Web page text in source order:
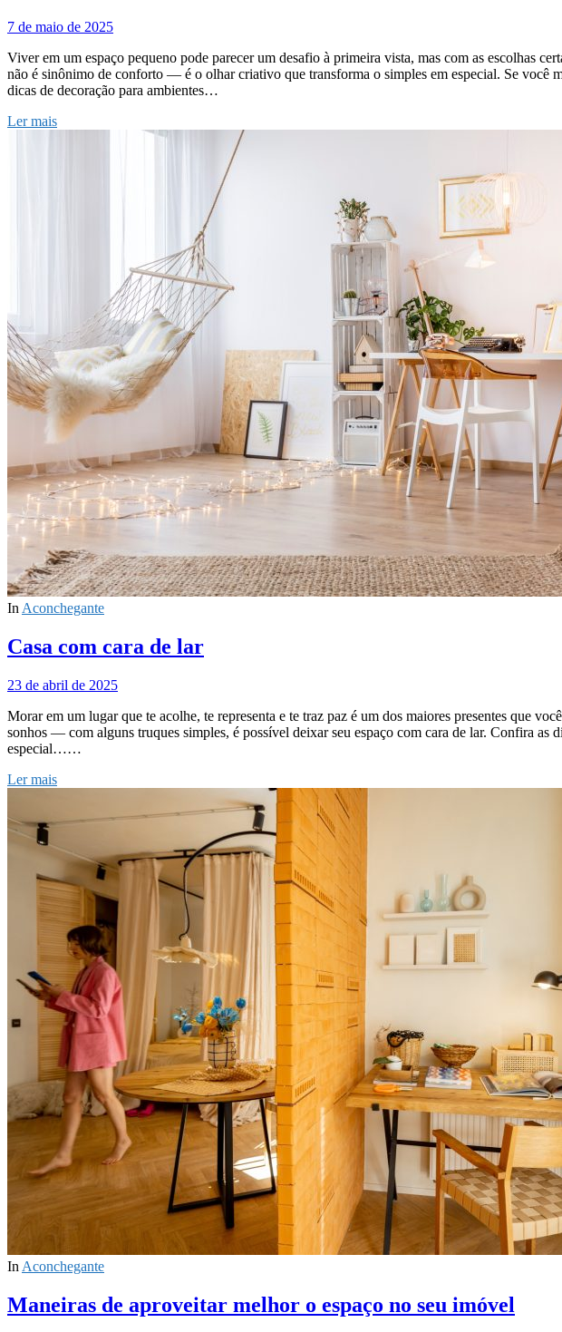
7 de maio de 2025
Viver em um espaço pequeno pode parecer um desafio à primeira vista, mas com as escolhas
não é sinônimo de conforto — é o olhar criativo que transforma o simples em especial. Se você
dicas de decoração para ambientes…
Ler mais
In Aconchegante
Casa com cara de lar
23 de abril de 2025
Morar em um lugar que te acolhe, te representa e te traz paz é um dos maiores presentes que
sonhos — com alguns truques simples, é possível deixar seu espaço com cara de lar. Confira
especial……
Ler mais
In Aconchegante
Maneiras de aproveitar melhor o espaço no seu imóvel